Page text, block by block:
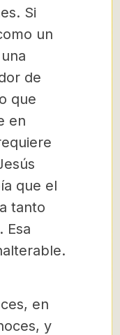
Si
un
de
que
en
que el
tanto
Esa
en
y